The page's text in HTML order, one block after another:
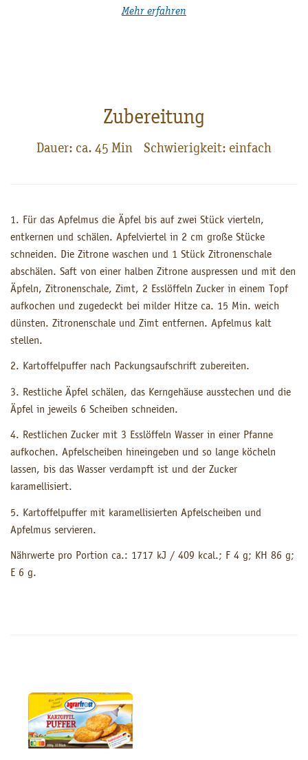
Mehr erfahren
Zubereitung
Dauer: ca. 45 Min Schwierigkeit: einfach
1. Für das Apfelmus die Äpfel bis auf zwei Stück vierteln,
entkernen und schälen. Apfelviertel in 2 cm große Stücke
schneiden. Die Zitrone waschen und 1 Stück Zitronenschale
abschälen. Saft von einer halben Zitrone auspressen und mit den
Äpfeln, Zitronenschale, Zimt, 2 Esslöffeln Zucker in einem Topf
aufkochen und zugedeckt bei milder Hitze ca. 15 Min. weich
dünsten. Zitronenschale und Zimt entfernen. Apfelmus kalt
stellen.
2. Kartoffelpuffer nach Packungsaufschrift zubereiten.
3. Restliche Äpfel schälen, das Kerngehäuse ausstechen und die
Äpfel in jeweils 6 Scheiben schneiden.
4. Restlichen Zucker mit 3 Esslöffeln Wasser in einer Pfanne
aufkochen. Apfelscheiben hineingeben und so lange köcheln
lassen, bis das Wasser verdampft ist und der Zucker
karamellisiert.
5. Kartoffelpuffer mit karamellisierten Apfelscheiben und
Apfelmus servieren.
Nährwerte pro Portion ca.: 1717 kJ / 409 kcal.; F 4 g; KH 86 g;
E 6 g.